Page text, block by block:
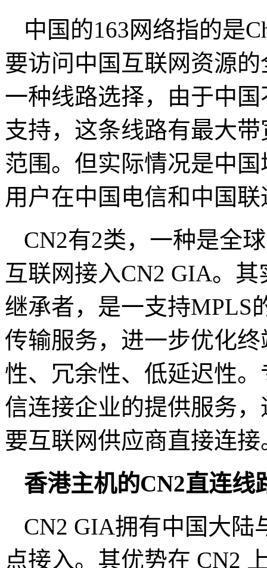
中国的163网络指的是
要访问中国互联网资源
一种线路选择，由于中
支持，这条线路有最大
范围。但实际情况是中
用户在中国电信和中国
CN2有2类，一种是全
互联网接入CN2 GIA。
继承者，是一支持MPLS
传输服务，进一步优化
性、冗余性、低延迟性
信连接企业的提供服务
要互联网供应商直接连接
香港主机的CN2直连线
CN2 GIA拥有中国大陆
点接入。其优势在 CN2